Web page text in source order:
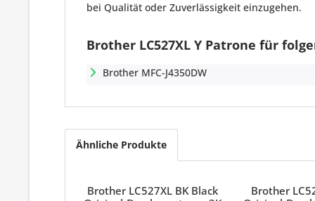
bei Qualität oder Zuverlässigkeit einzugehen.
Brother LC527XL Y Patrone für
Brother MFC-J4350DW
Ähnliche Produkte
Brother LC527XL BK Black
Brother